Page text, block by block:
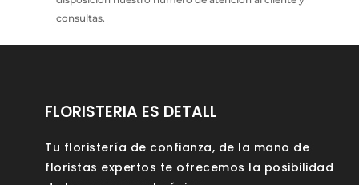
consultas.
FLORISTERIA ES DETALL
Tu floristería de confianza, de la mano de
floristas expertos te ofrecemos la posibilidad